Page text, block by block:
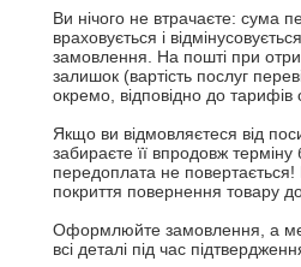
Ви нічого не втрачаєте: сума
враховується і
замовлення. На пошті при
залишок (вартість послуг
окремо, відповідно до
Якщо ви відмовляєтеся від
забираєте її впродовж
передоплата не
покриття повернення товару
Оформлюйте замовлення, а
всі деталі під час